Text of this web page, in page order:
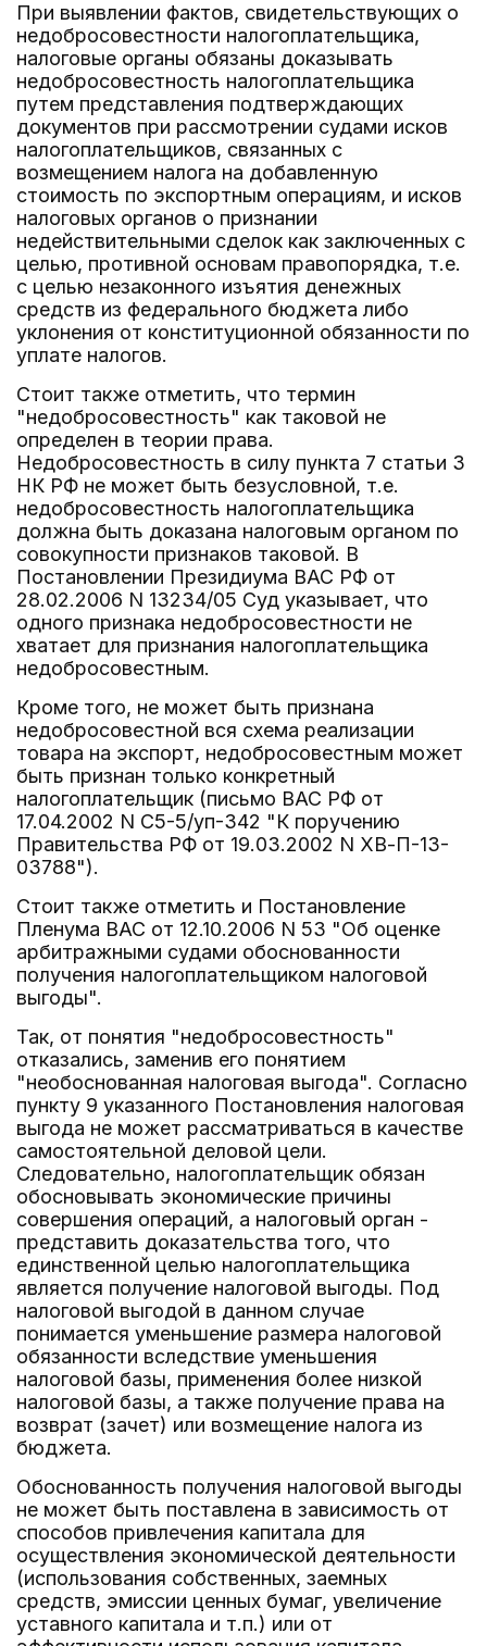
При выявлении фактов, свидетельствующих о
недобросовестности налогоплательщика,
налоговые органы обязаны доказывать
недобросовестность налогоплательщика
путем представления подтверждающих
документов при рассмотрении судами исков
налогоплательщиков, связанных с
возмещением налога на добавленную
стоимость по экспортным операциям, и исков
налоговых органов о признании
недействительными сделок как заключенных с
целью, противной основам правопорядка, т.е.
с целью незаконного изъятия денежных
средств из федерального бюджета либо
уклонения от конституционной обязанности по
уплате налогов.
Стоит также отметить, что термин
"недобросовестность" как таковой не
определен в теории права.
Недобросовестность в силу пункта 7 статьи 3
НК РФ не может быть безусловной, т.е.
недобросовестность налогоплательщика
должна быть доказана налоговым органом по
совокупности признаков таковой. В
Постановлении Президиума ВАС РФ от
28.02.2006 N 13234/05 Суд указывает, что
одного признака недобросовестности не
хватает для признания налогоплательщика
недобросовестным.
Кроме того, не может быть признана
недобросовестной вся схема реализации
товара на экспорт, недобросовестным может
быть признан только конкретный
налогоплательщик (письмо ВАС РФ от
17.04.2002 N С5-5/уп-342 "К поручению
Правительства РФ от 19.03.2002 N ХВ-П-13-
03788").
Стоит также отметить и Постановление
Пленума ВАС от 12.10.2006 N 53 "Об оценке
арбитражными судами обоснованности
получения налогоплательщиком налоговой
выгоды".
Так, от понятия "недобросовестность"
отказались, заменив его понятием
"необоснованная налоговая выгода". Согласно
пункту 9 указанного Постановления налоговая
выгода не может рассматриваться в качестве
самостоятельной деловой цели.
Следовательно, налогоплательщик обязан
обосновывать экономические причины
совершения операций, а налоговый орган -
представить доказательства того, что
единственной целью налогоплательщика
является получение налоговой выгоды. Под
налоговой выгодой в данном случае
понимается уменьшение размера налоговой
обязанности вследствие уменьшения
налоговой базы, применения более низкой
налоговой базы, а также получение права на
возврат (зачет) или возмещение налога из
бюджета.
Обоснованность получения налоговой выгоды
не может быть поставлена в зависимость от
способов привлечения капитала для
осуществления экономической деятельности
(использования собственных, заемных
средств, эмиссии ценных бумаг, увеличение
уставного капитала и т.п.) или от